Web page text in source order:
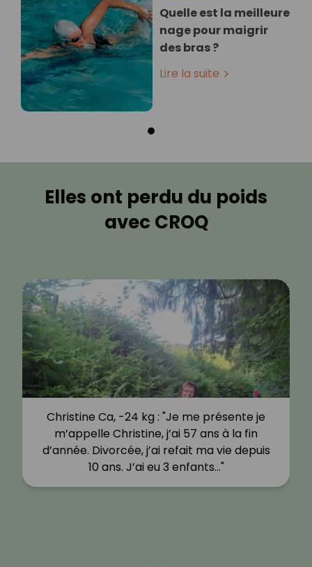
Quelle est la meilleure
nage pour maigrir
des bras ?
Lire la suite
Elles ont perdu du poids
avec CROQ
Christine Ca, -24 kg : "Je me présente je
m’appelle Christine, j’ai 57 ans à la fin
d’année. Divorcée, j’ai refait ma vie depuis
10 ans. J’ai eu 3 enfants…"